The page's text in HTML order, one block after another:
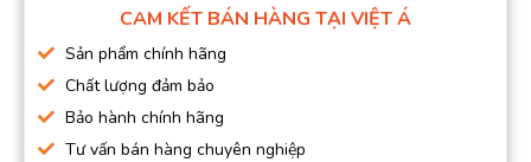
CAM KẾT BÁN HÀNG TẠI VIỆT Á
Sản phẩm chính hãng
Chất lượng đảm bảo
Bảo hành chính hãng
Tư vấn bán hàng chuyên nghiệp